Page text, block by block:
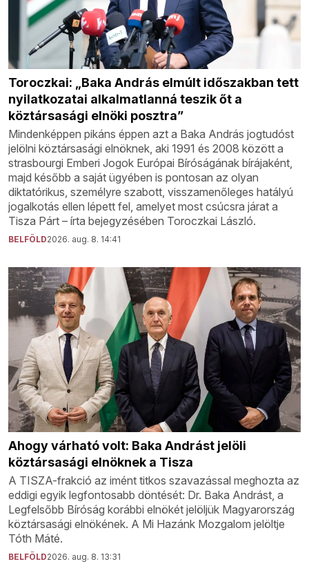
Toroczkai: „Baka András elmúlt időszakban tett
nyilatkozatai alkalmatlanná teszik őt a
köztársasági elnöki posztra”
Mindenképpen pikáns éppen azt a Baka András jogtudóst
jelölni köztársasági elnöknek, aki 1991 és 2008 között a
strasbourgi Emberi Jogok Európai Bíróságának bírájaként,
majd később a saját ügyében is pontosan az olyan
diktatórikus, személyre szabott, visszamenőleges hatályú
jogalkotás ellen lépett fel, amelyet most csúcsra járat a
Tisza Párt – írta bejegyzésében Toroczkai László.
BELFÖLD2026. aug. 8. 14:41
Ahogy várható volt: Baka Andrást jelöli
köztársasági elnöknek a Tisza
A TISZA-frakció az imént titkos szavazással meghozta az
eddigi egyik legfontosabb döntését: Dr. Baka Andrást, a
Legfelsőbb Bíróság korábbi elnökét jelöljük Magyarország
köztársasági elnökének. A Mi Hazánk Mozgalom jelöltje
Tóth Máté.
BELFÖLD2026. aug. 8. 13:31